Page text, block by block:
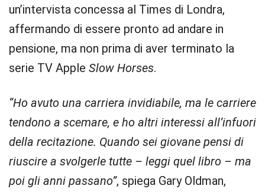
un’intervista concessa al Times di Londra,
affermando di essere pronto ad andare in
pensione, ma non prima di aver terminato la
serie TV Apple Slow Horses.
“Ho avuto una carriera invidiabile, ma le carriere
tendono a scemare, e ho altri interessi all’infuori
della recitazione. Quando sei giovane pensi di
riuscire a svolgerle tutte – leggi quel libro – ma
poi gli anni passano”, spiega Gary Oldman,